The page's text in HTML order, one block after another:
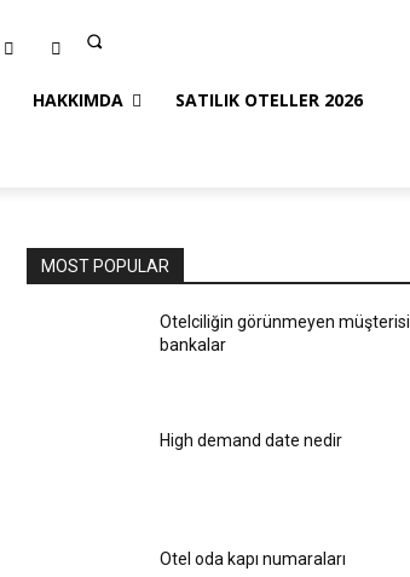
HAKKIMDA SATILIK OTELLER 2026
MOST POPULAR
Otelciliğin görünmeyen müşterisi
bankalar
High demand date nedir
Otel oda kapı numaraları